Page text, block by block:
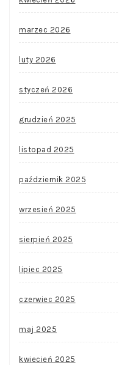
marzec 2026
luty 2026
styczeń 2026
grudzień 2025
listopad 2025
październik 2025
wrzesień 2025
sierpień 2025
lipiec 2025
czerwiec 2025
maj 2025
kwiecień 2025